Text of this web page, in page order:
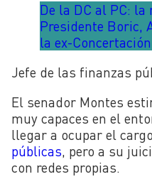
De la DC al PC: la
Presidente Boric,
la ex-Concertación
Jefe de las finanzas
El senador Montes
muy capaces en el
llegar a ocupar el
públicas, pero a su
con redes propias.